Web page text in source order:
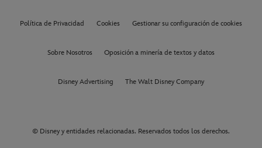
Política de Privacidad Cookies Gestionar su configuración de cookies
Sobre Nosotros Oposición a minería de textos y datos
Disney Advertising The Walt Disney Company
© Disney y entidades relacionadas. Reservados todos los derechos.